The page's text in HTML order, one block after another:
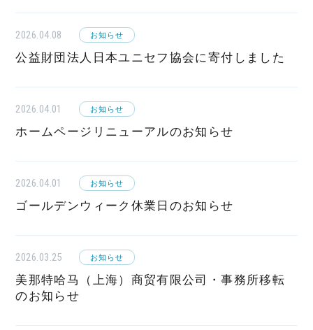
2026.04.08 お知らせ
公益財団法人日本ユニセフ協会に寄付しました
2026.04.01 お知らせ
ホームページリニューアルのお知らせ
2026.04.01 お知らせ
ゴールデンウィーク休業日のお知らせ
2026.03.25 お知らせ
美那特哈马（上海）商贸有限公司・事務所移転
のお知らせ